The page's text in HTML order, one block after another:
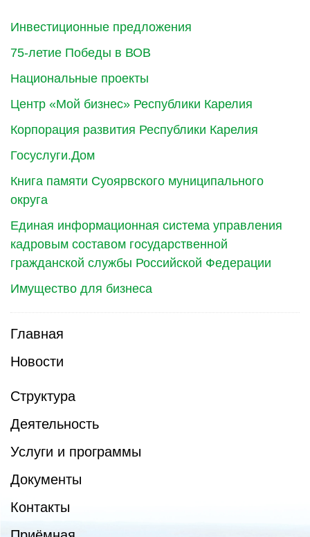
Инвестиционные предложения
75-летие Победы в ВОВ
Национальные проекты
Центр «Мой бизнес» Республики Карелия
Корпорация развития Республики Карелия
Госуслуги.Дом
Книга памяти Суоярвского муниципального
округа
Единая информационная система управления
кадровым составом государственной
гражданской службы Российской Федерации
Имущество для бизнеса
Главная
Новости
Структура
Деятельность
Услуги и программы
Документы
Контакты